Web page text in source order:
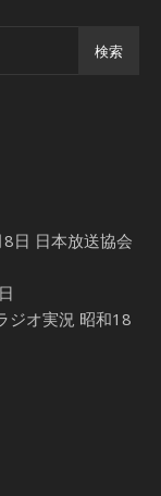
検索
日 日本放送協会
ジオ実況 昭和18